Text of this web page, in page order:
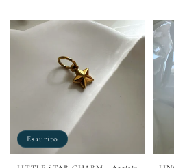
listino
Esaurito